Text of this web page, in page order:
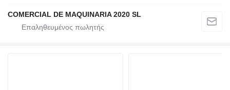
COMERCIAL DE MAQUINARIA 2020 SL